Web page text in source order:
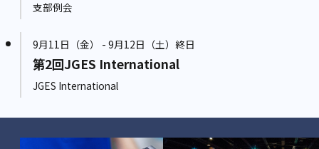
支部例会
9月11日（金） - 9月12日（土）終日
第2回JGES International
JGES International